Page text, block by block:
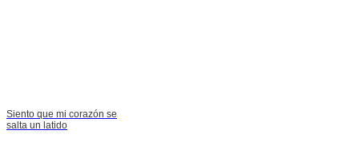
Siento que mi corazón se
salta un latido